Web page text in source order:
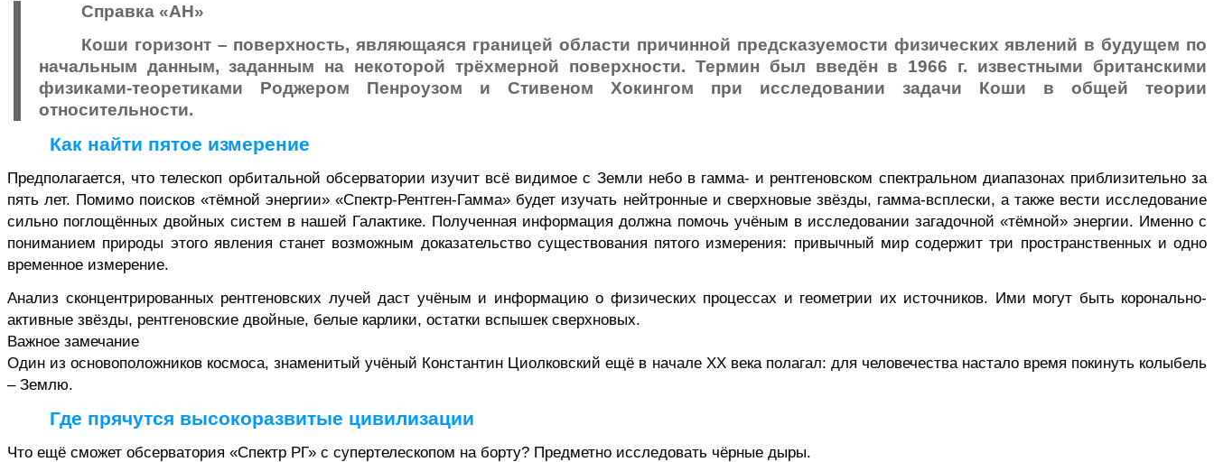
Справка «АН»
Коши горизонт – поверхность, являющаяся границей области причинной предсказуемости физических явлений в будущем по
начальным данным, заданным на некоторой трёхмерной поверхности. Термин был введён в 1966 г. известными британскими
физиками-теоретиками Роджером Пенроузом и Стивеном Хокингом при исследовании задачи Коши в общей теории
относительности.
Как найти пятое измерение
Предполагается, что телескоп орбитальной обсерватории изучит всё видимое с Земли небо в гамма- и рентгеновском спектральном диапазонах приблизительно за
пять лет. Помимо поисков «тёмной энергии» «Спектр-Рентген-Гамма» будет изучать нейтронные и сверхновые звёзды, гамма-всплески, а также вести исследование
сильно поглощённых двойных систем в нашей Галактике. Полученная информация должна помочь учёным в исследовании загадочной «тёмной» энергии. Именно с
пониманием природы этого явления станет возможным доказательство существования пятого измерения: привычный мир содержит три пространственных и одно
временное измерение.
Анализ сконцентрированных рентгеновских лучей даст учёным и информацию о физических процессах и геометрии их источников. Ими могут быть коронально-
активные звёзды, рентгеновские двойные, белые карлики, остатки вспышек сверхновых.
Важное замечание
Один из основоположников космоса, знаменитый учёный Константин Циолковский ещё в начале XX века полагал: для человечества настало время покинуть колыбель
– Землю.
Где прячутся высокоразвитые цивилизации
Что ещё сможет обсерватория «Спектр РГ» с супертелескопом на борту? Предметно исследовать чёрные дыры.